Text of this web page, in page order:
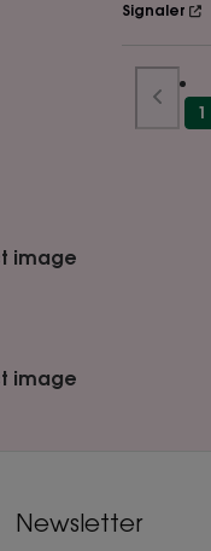
Signaler
1
Newsletter